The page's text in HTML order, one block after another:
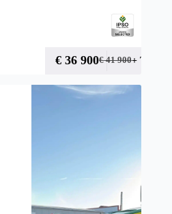
€41 900
€ 36 900 + TVA